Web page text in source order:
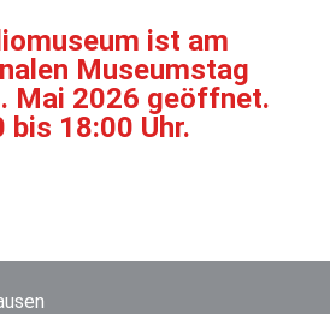
ist am
Museumstag
Mai 2026 geöffnet.
bis 18:00 Uhr.